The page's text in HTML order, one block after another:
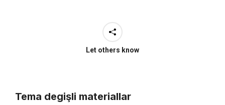
Let others know
Tema degişli materiallar